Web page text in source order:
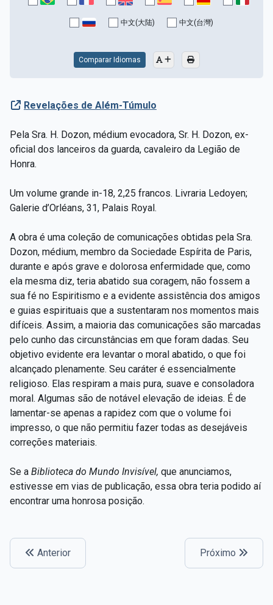
中文(大陆) 中文(台灣)
Comparar Idiomas
Revelações de Além-Túmulo
Pela Sra. H. Dozon, médium evocadora, Sr. H. Dozon, ex-
oficial dos lanceiros da guarda, cavaleiro da Legião de
Honra.
Um volume grande in-18, 2,25 francos. Livraria Ledoyen;
Galerie d’Orléans, 31, Palais Royal.
A obra é uma coleção de comunicações obtidas pela Sra.
Dozon, médium, membro da Sociedade Espírita de Paris,
durante e após grave e dolorosa enfermidade que, como
ela mesma diz, teria abatido sua coragem, não fossem a
sua fé no Espiritismo e a evidente assistência dos amigos
e guias espirituais que a sustentaram nos momentos mais
difíceis. Assim, a maioria das comunicações são marcadas
pelo cunho das circunstâncias em que foram dadas. Seu
objetivo evidente era levantar o moral abatido, o que foi
alcançado plenamente. Seu caráter é essencialmente
religioso. Elas respiram a mais pura, suave e consoladora
moral. Algumas são de notável elevação de ideias. É de
lamentar-se apenas a rapidez com que o volume foi
impresso, o que não permitiu fazer todas as desejáveis
correções materiais.
Se a Biblioteca do Mundo Invisível, que anunciamos,
estivesse em vias de publicação, essa obra teria podido aí
encontrar uma honrosa posição.
Anterior Próximo